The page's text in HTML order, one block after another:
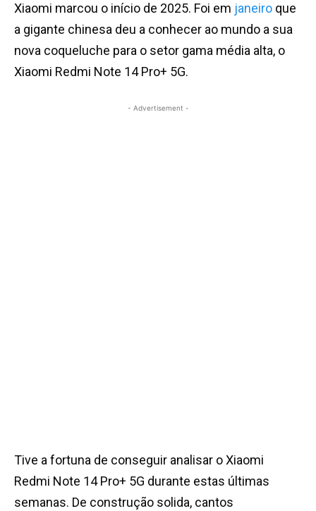
Xiaomi marcou o início de 2025. Foi em janeiro que
a gigante chinesa deu a conhecer ao mundo a sua
nova coqueluche para o setor gama média alta, o
Xiaomi Redmi Note 14 Pro+ 5G.
- Advertisement -
Tive a fortuna de conseguir analisar o Xiaomi
Redmi Note 14 Pro+ 5G durante estas últimas
semanas. De construção solida, cantos